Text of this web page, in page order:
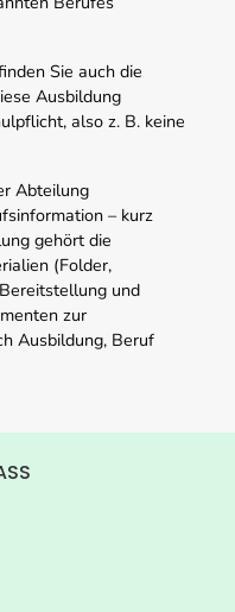
Sie auch die
Ausbildung
also z. B. keine
Abteilung
– kurz
gehört die
(Folder,
und
zur
Ausbildung, Beruf